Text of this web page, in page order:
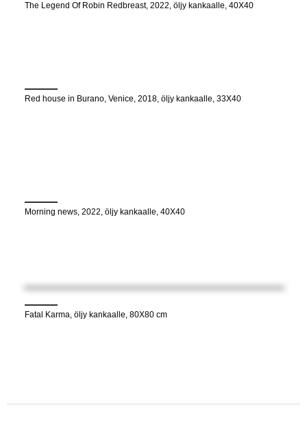
The Legend Of Robin Redbreast, 2022, öljy kankaalle, 40X40
Red house in Burano, Venice, 2018, öljy kankaalle, 33X40
Morning news, 2022, öljy kankaalle, 40X40
Fatal Karma, öljy kankaalle, 80X80 cm